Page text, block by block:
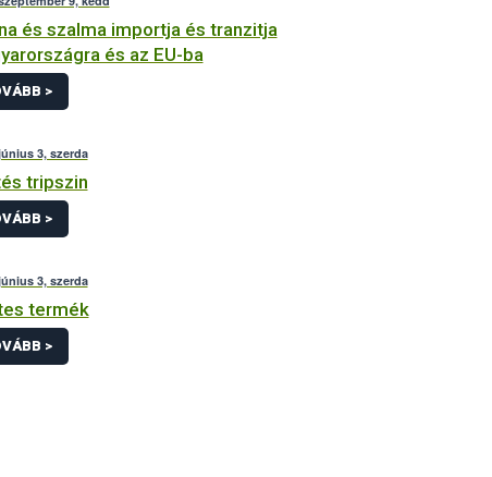
és szalma importja és tranzitja
és az EU-ba
>
3, szerda
tripszin
>
3, szerda
termék
>